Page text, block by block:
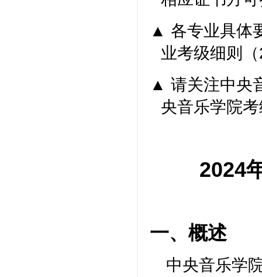
▲ 各专业具体
业考级细则（
▲ 请关注中央
央音乐学院考
2024
一、概述
中央音乐学